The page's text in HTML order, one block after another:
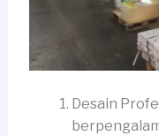
Desain